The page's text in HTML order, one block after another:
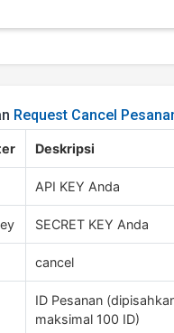
Request Cancel
Deskripsi
API KEY Anda
SECRET KEY Anda
cancel
ID Pesanan
maksimal 100 ID)